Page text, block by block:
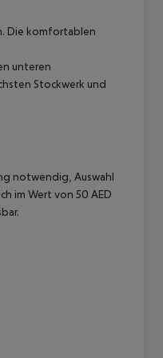
Die komfortablen
unteren
Stockwerk und
notwendig, Auswahl
im Wert von 50 AED